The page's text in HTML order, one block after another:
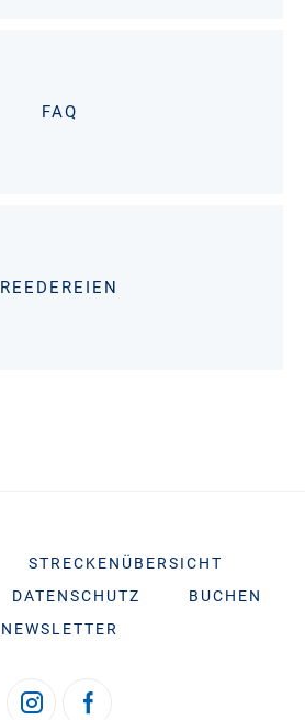
FAQ
REEDEREIEN
STRECKENÜBERSICHT
DATENSCHUTZ
BUCHEN
NEWSLETTER